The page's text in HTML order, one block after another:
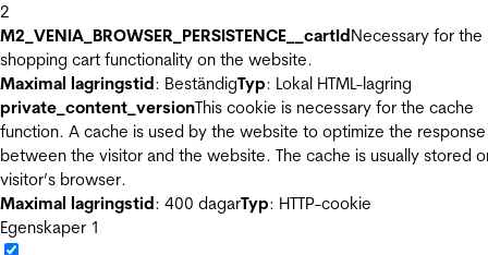
2
M2_VENIA_BROWSER_PERSISTENCE__cartIdNecessary for the
shopping cart functionality on the website.
Maximal lagringstid: BeständigTyp: Lokal HTML-lagring
private_content_versionThis cookie is necessary for the cache
function. A cache is used by the website to optimize the
between the visitor and the website. The cache is usually stored
visitor’s browser.
Maximal lagringstid: 400 dagarTyp: HTTP-cookie
Egenskaper 1